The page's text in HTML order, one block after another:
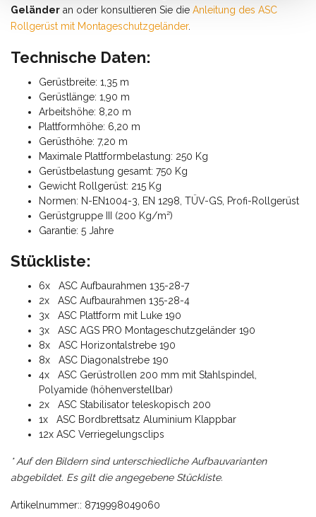
Geländer an oder konsultieren Sie die Anleitung des ASC
Rollgerüst mit Montageschutzgeländer.
Technische Daten:
Gerüstbreite: 1,35 m
Gerüstlänge: 1,90 m
Arbeitshöhe: 8,20 m
Plattformhöhe: 6,20 m
Gerüsthöhe: 7,20 m
Maximale Plattformbelastung: 250 Kg
Gerüstbelastung gesamt: 750 Kg
Gewicht Rollgerüst: 215 Kg
Normen: N-EN1004-3, EN 1298, TÜV-GS, Profi-Rollgerüst
Gerüstgruppe III (200 Kg/m²)
Garantie: 5 Jahre
Stückliste:
6x ASC Aufbaurahmen 135-28-7
2x ASC Aufbaurahmen 135-28-4
3x ASC Plattform mit Luke 190
3x ASC AGS PRO Montageschutzgeländer 190
8x ASC Horizontalstrebe 190
8x ASC Diagonalstrebe 190
4x ASC Gerüstrollen 200 mm mit Stahlspindel,
Polyamide (höhenverstellbar)
2x ASC Stabilisator teleskopisch 200
1x ASC Bordbrettsatz Aluminium Klappbar
12x ASC Verriegelungsclips
* Auf den Bildern sind unterschiedliche Aufbauvarianten
abgebildet. Es gilt die angegebene Stückliste.
Artikelnummer:: 8719998049060